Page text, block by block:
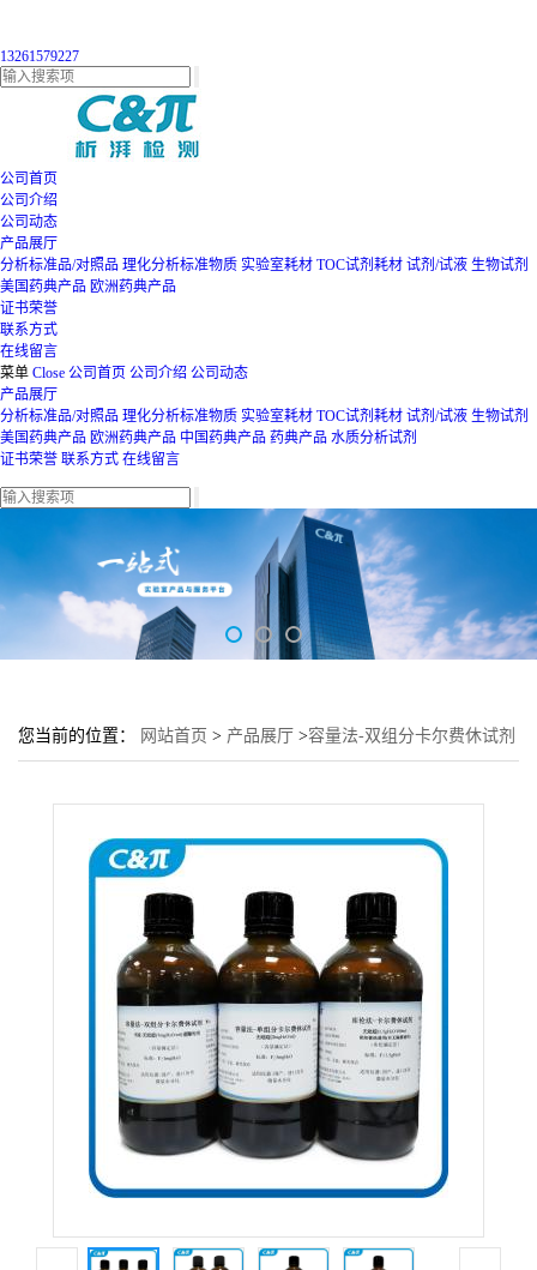
13261579227
公司首页
公司介绍
公司动态
产品展厅
分析标准品/对照品 理化分析标准物质 实验室耗材 TOC试剂耗材 试剂/试液 生物试剂
美国药典产品 欧洲药典产品
证书荣誉
联系方式
在线留言
菜单 Close 公司首页 公司介绍 公司动态
产品展厅
分析标准品/对照品 理化分析标准物质 实验室耗材 TOC试剂耗材 试剂/试液 生物试剂
美国药典产品 欧洲药典产品 中国药典产品 药典产品 水质分析试剂
证书荣誉 联系方式 在线留言
您当前的位置： 网站首页 > 产品展厅 >容量法-双组分卡尔费休试剂